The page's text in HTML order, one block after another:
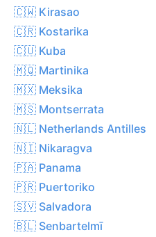
🇨🇼 Kirasao
🇨🇷 Kostarika
🇨🇺 Kuba
🇲🇶 Martinika
🇲🇽 Meksika
🇲🇸 Montserrata
🇳🇱 Netherlands Antilles
🇳🇮 Nikaragva
🇵🇦 Panama
🇵🇷 Puertoriko
🇸🇻 Salvadora
🇧🇱 Senbartelmī